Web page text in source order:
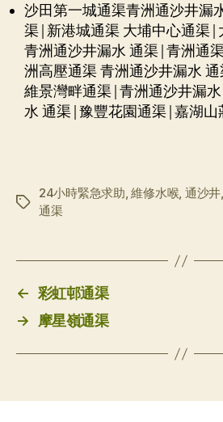
沙田第一城通渠青洲通沙井漏
渠|新港城通渠 大埔中心通渠|
青洲通沙井漏水 通渠|青洲通
洲高壓通渠 青洲通沙井漏水
維景灣畔通渠|青洲通沙井漏
水 通渠|豫豐花園通渠|嘉湖山
标
24小時緊急求助,維修水喉, 通沙井,
通渠
← 彩虹邨通渠
→
摩星嶺通渠